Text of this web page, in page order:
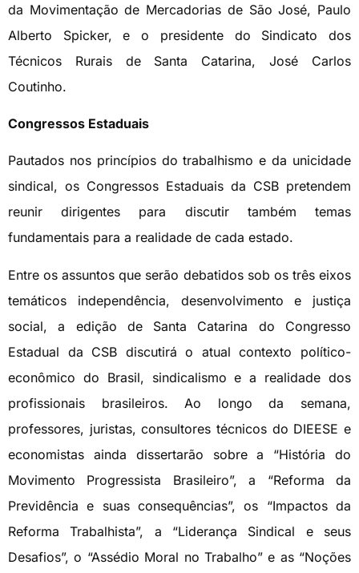
da Movimentação de Mercadorias de São José, Paulo
Alberto Spicker, e o presidente do Sindicato dos
Técnicos Rurais de Santa Catarina, José Carlos
Coutinho.
Congressos Estaduais
Pautados nos princípios do trabalhismo e da unicidade
sindical, os Congressos Estaduais da CSB pretendem
reunir dirigentes para discutir também temas
fundamentais para a realidade de cada estado.
Entre os assuntos que serão debatidos sob os três eixos
temáticos independência, desenvolvimento e justiça
social, a edição de Santa Catarina do Congresso
Estadual da CSB discutirá o atual contexto político-
econômico do Brasil, sindicalismo e a realidade dos
profissionais brasileiros. Ao longo da semana,
professores, juristas, consultores técnicos do DIEESE e
economistas ainda dissertarão sobre a “História do
Movimento Progressista Brasileiro”, a “Reforma da
Previdência e suas consequências”, os “Impactos da
Reforma Trabalhista”, a “Liderança Sindical e seus
Desafios”, o “Assédio Moral no Trabalho” e as “Noções